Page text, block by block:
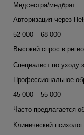
Медсестра/медбрат
Авторизация через
52 000 – 68 000
Высокий спрос в
Специалист по уходу
Профессиональное
45 000 – 55 000
Часто предлагается
Клинический психолог